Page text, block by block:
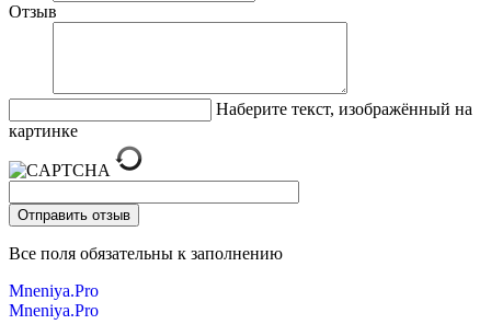
Отзыв
Наберите текст, изображённый на
картинке
Все поля обязательны к заполнению
Mneniya.Pro
Mneniya.Pro